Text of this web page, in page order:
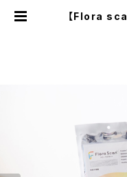
【Flora